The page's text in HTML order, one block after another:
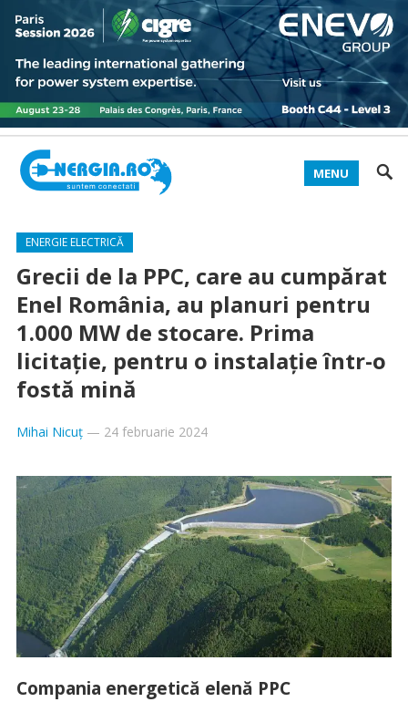
MENU
ENERGIE ELECTRICĂ
Grecii de la PPC, care au cumpărat
Enel România, au planuri pentru
1.000 MW de stocare. Prima
licitație, pentru o instalație într-o
fostă mină
Mihai Nicuț— 24 februarie 2024
Compania energetică elenă PPC